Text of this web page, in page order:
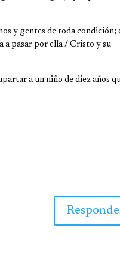
y gentes de toda condición;
a pasar por ella / Cristo y su
a un niño de diez años